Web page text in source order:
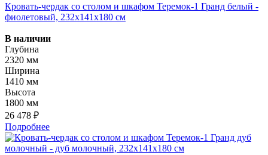
Кровать-чердак со столом и шкафом Теремок-1 Гранд белый -
фиолетовый, 232х141х180 см
В наличии
Глубина
2320 мм
Ширина
1410 мм
Высота
1800 мм
26 478 ₽
Подробнее